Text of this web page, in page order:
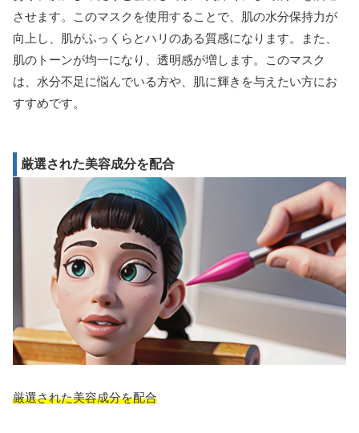
させます。このマスクを使用することで、肌の水分保持力が
向上し、肌がふっくらとハリのある質感になります。また、
肌のトーンが均一になり、透明感が増します。このマスク
は、水分不足に悩んでいる方や、肌に輝きを与えたい方にお
すすめです。
厳選された美容成分を配合
厳選された美容成分を配合